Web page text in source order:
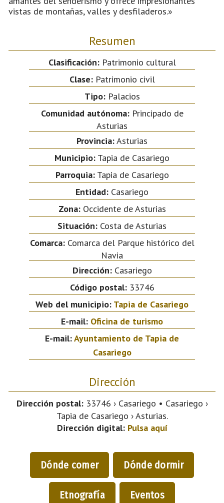
vistas de montañas, valles y desfiladeros.»
Resumen
Clasificación:Patrimonio cultural
Clase:Patrimonio civil
Tipo:Palacios
Comunidad autónoma:Principado de
Asturias
Provincia:Asturias
Municipio: Tapia de Casariego
Parroquia:Tapia de Casariego
Entidad: Casariego
Zona:Occidente de Asturias
Situación: Costa de Asturias
Comarca:Comarca del Parque histórico del
Navia
Dirección:Casariego
Código postal:33746
Web del municipio: Tapia de Casariego
E-mail: Oficina de turismo
E-mail:Ayuntamiento de Tapia de
Casariego
Dirección
Dirección postal:33746 › Casariego • Casariego ›
Tapia de Casariego › Asturias.
Dirección digital: Pulsa aquí
Dónde comer Dónde dormir
Etnografía Eventos